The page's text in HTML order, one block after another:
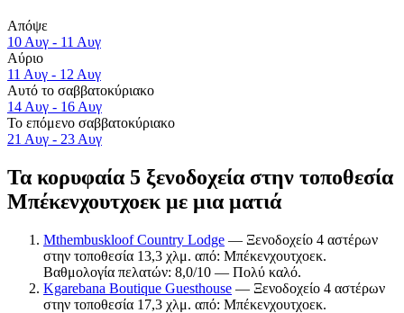
Απόψε
10 Αυγ - 11 Αυγ
Αύριο
11 Αυγ - 12 Αυγ
Αυτό το σαββατοκύριακο
14 Αυγ - 16 Αυγ
Το επόμενο σαββατοκύριακο
21 Αυγ - 23 Αυγ
Τα κορυφαία 5 ξενοδοχεία στην τοποθεσία
Μπέκενχουτχοεκ με μια ματιά
Mthembuskloof Country Lodge — Ξενοδοχείο 4 αστέρων
στην τοποθεσία 13,3 χλμ. από: Μπέκενχουτχοεκ.
Βαθμολογία πελατών: 8,0/10 — Πολύ καλό.
Kgarebana Boutique Guesthouse — Ξενοδοχείο 4 αστέρων
στην τοποθεσία 17,3 χλμ. από: Μπέκενχουτχοεκ.